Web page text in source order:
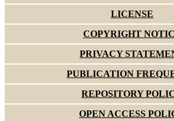
LICENSE
COPYRIGHT
PRIVACY
PUBLICATION
REPOSITORY
OPEN ACCESS